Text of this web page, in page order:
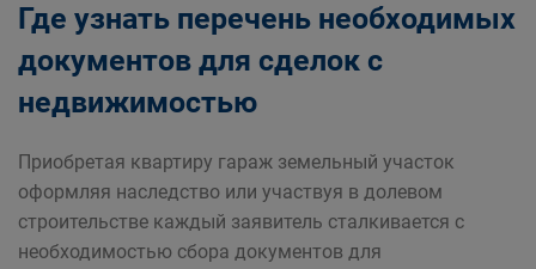
Где узнать перечень необходимых
документов для сделок с
недвижимостью
Приобретая квартиру гараж земельный участок
оформляя наследство или участвуя в долевом
строительстве каждый заявитель сталкивается с
необходимостью сбора документов для